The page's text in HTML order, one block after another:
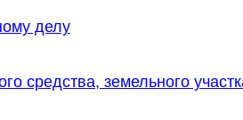
делу
средства, земельного